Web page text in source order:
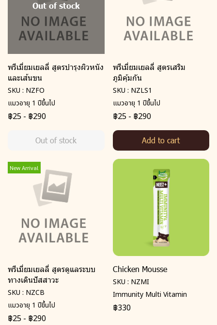
Out of stock
พรีเมี่ยมเยลลี่ สูตรบำรุงผิวหนัง
และเส้นขน
SKU : NZFO
แมวอายุ 1 ปีขึ้นไป
฿25 - ฿290
Out of stock
พรีเมี่ยมเยลลี่ สูตรเสริม
ภูมิคุ้มกัน
SKU : NZLS1
แมวอายุ 1 ปีขึ้นไป
฿25- ฿290
Add to cart
New Arrival
พรีเมี่ยมเยลลี่ สูตรดูแลระบบ
ทางเดินปัสสาวะ
SKU : NZCB
แมวอายุ 1 ปีขึ้นไป
฿25 - ฿290
Chicken Mousse
SKU : NZMI
Immunity Multi Vitamin
฿330